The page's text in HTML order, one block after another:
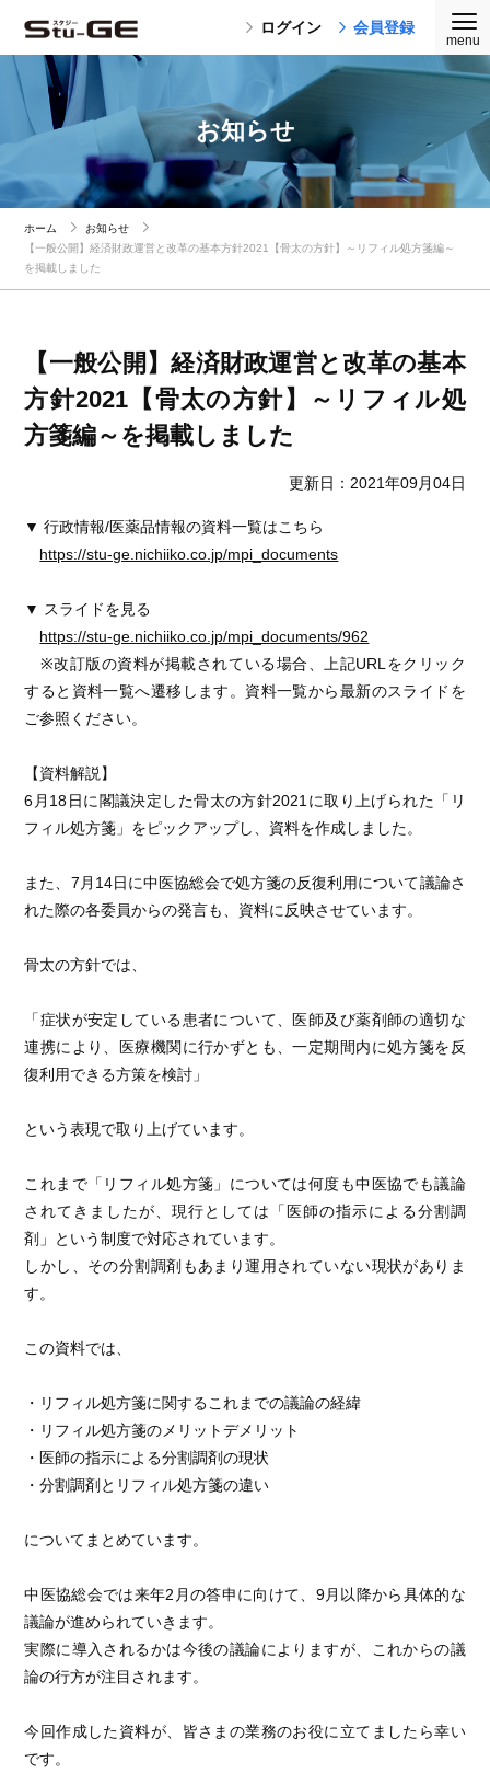
ログイン 会員登録
お知らせ
ホーム
お知らせ
【一般公開】経済財政運営と改革の基本方針2021【骨太の方針】～リフィル処方箋編～
を掲載しました
【一般公開】経済財政運営と改革の基本
方針2021【骨太の方針】～リフィル処
方箋編～を掲載しました
更新日：2021年09月04日
▼ 行政情報/医薬品情報の資料一覧はこちら
https://stu-ge.nichiiko.co.jp/mpi_documents
▼ スライドを見る
https://stu-ge.nichiiko.co.jp/mpi_documents/962
※改訂版の資料が掲載されている場合、上記URLをクリック
すると資料一覧へ遷移します。資料一覧から最新のスライドを
ご参照ください。
【資料解説】
6月18日に閣議決定した骨太の方針2021に取り上げられた「リ
フィル処方箋」をピックアップし、資料を作成しました。
また、7月14日に中医協総会で処方箋の反復利用について議論さ
れた際の各委員からの発言も、資料に反映させています。
骨太の方針では、
「症状が安定している患者について、医師及び薬剤師の適切な
連携により、医療機関に行かずとも、一定期間内に処方箋を反
復利用できる方策を検討」
という表現で取り上げています。
これまで「リフィル処方箋」については何度も中医協でも議論
されてきましたが、現行としては「医師の指示による分割調
剤」という制度で対応されています。
しかし、その分割調剤もあまり運用されていない現状がありま
す。
この資料では、
・リフィル処方箋に関するこれまでの議論の経緯
・リフィル処方箋のメリットデメリット
・医師の指示による分割調剤の現状
・分割調剤とリフィル処方箋の違い
についてまとめています。
中医協総会では来年2月の答申に向けて、9月以降から具体的な
議論が進められていきます。
実際に導入されるかは今後の議論によりますが、これからの議
論の行方が注目されます。
今回作成した資料が、皆さまの業務のお役に立てましたら幸い
です。